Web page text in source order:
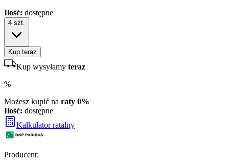
Ilość: dostępne
4 szt.
Kup teraz
Kup wysyłamy teraz
%
Możesz kupić na raty 0%
Ilość: dostępne
Kalkulator ratalny
Producent: